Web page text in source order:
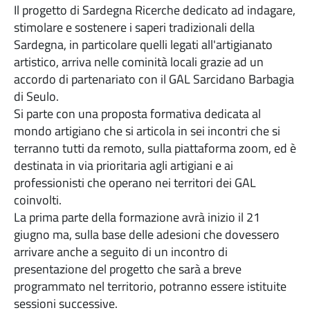
Il progetto di Sardegna Ricerche dedicato ad indagare,
stimolare e sostenere i saperi tradizionali della
Sardegna, in particolare quelli legati all'artigianato
artistico, arriva nelle cominità locali grazie ad un
accordo di partenariato con il GAL Sarcidano Barbagia
di Seulo.
Si parte con una proposta formativa dedicata al
mondo artigiano che si articola in sei incontri che si
terranno tutti da remoto, sulla piattaforma zoom, ed è
destinata in via prioritaria agli artigiani e ai
professionisti che operano nei territori dei GAL
coinvolti.
La prima parte della formazione avrà inizio il 21
giugno ma, sulla base delle adesioni che dovessero
arrivare anche a seguito di un incontro di
presentazione del progetto che sarà a breve
programmato nel territorio, potranno essere istituite
sessioni successive.